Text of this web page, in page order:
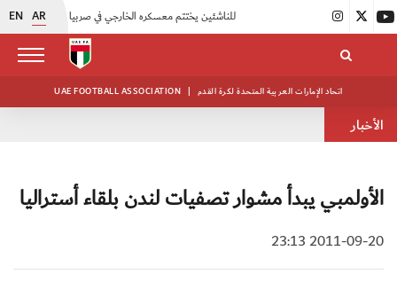
EN AR |
UAE FOOTBALL ASSOCIATION | اتحاد الإمارات العربية المتحدة لكرة القدم
الأخبار
الأولمبي يبدأ مشوار تصفيات لندن بلقاء أستراليا
2011-09-20 23:13